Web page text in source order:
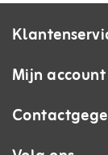
Mijn account